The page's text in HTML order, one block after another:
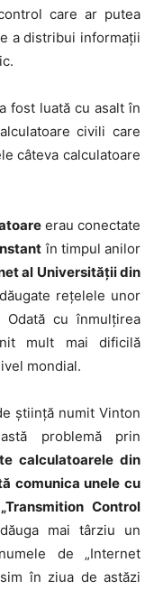
care ar putea
a distribui informaţii
fost luată cu asalt în
civili care
câteva calculatoare
erau conectate
în timpul anilor
al Universităţii din
reţelele unor
cu înmulţirea
mult mai dificilă
mondial.
ştiinţă numit Vinton
problemă prin
calculatoarele din
comunica unele cu
„Transmition Control
mai târziu un
de „Internet
în ziua de astăzi